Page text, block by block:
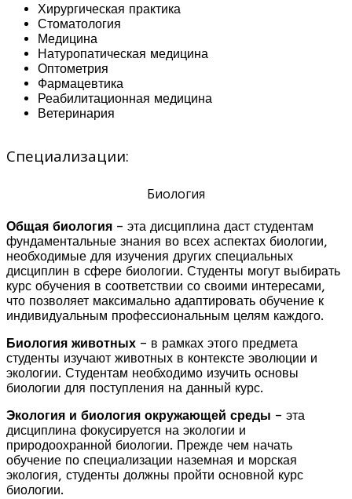
Хирургическая практика
Стоматология
Медицина
Натуропатическая медицина
Оптометрия
Фармацевтика
Реабилитационная медицина
Ветеринария
Специализации:
Биология
Общая биология – эта дисциплина даст студентам
фундаментальные знания во всех аспектах биологии,
необходимые для изучения других специальных
дисциплин в сфере биологии. Студенты могут выбирать
курс обучения в соответствии со своими интересами,
что позволяет максимально адаптировать обучение к
индивидуальным профессиональным целям каждого.
Биология животных – в рамках этого предмета
студенты изучают животных в контексте эволюции и
экологии. Студентам необходимо изучить основы
биологии для поступления на данный курс.
Экология и биология окружающей среды – эта
дисциплина фокусируется на экологии и
природоохранной биологии. Прежде чем начать
обучение по специализации наземная и морская
экология, студенты должны пройти основной курс
биологии.